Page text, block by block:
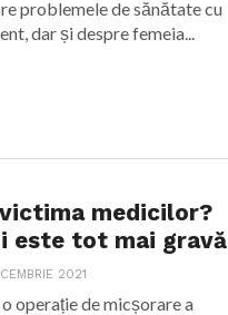
problemele de sănătate cu
dar și despre femeia...
medicilor?
este tot mai gravă
2021
operație de micșorare a